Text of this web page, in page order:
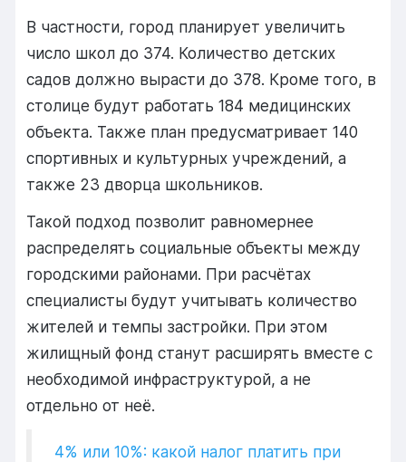
В частности, город планирует увеличить
число школ до 374. Количество детских
садов должно вырасти до 378. Кроме того, в
столице будут работать 184 медицинских
объекта. Также план предусматривает 140
спортивных и культурных учреждений, а
также 23 дворца школьников.
Такой подход позволит равномернее
распределять социальные объекты между
городскими районами. При расчётах
специалисты будут учитывать количество
жителей и темпы застройки. При этом
жилищный фонд станут расширять вместе с
необходимой инфраструктурой, а не
отдельно от неё.
4% или 10%: какой налог платить при